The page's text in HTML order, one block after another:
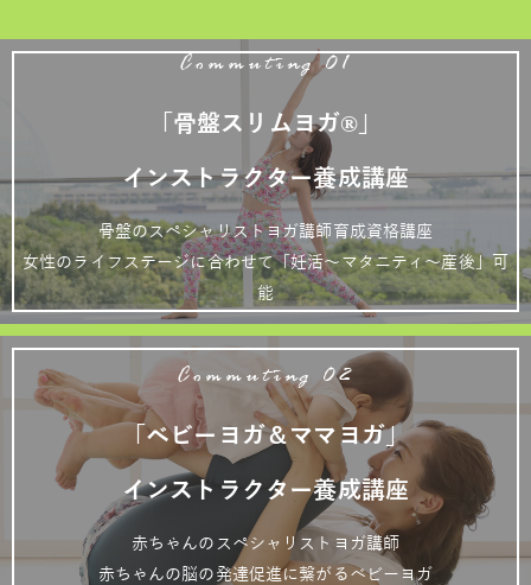
Commuting 01
「骨盤スリムヨガ®」
インストラクター養成講座
骨盤のスペシャリストヨガ講師育成資格講座
女性のライフステージに合わせて「妊活～マタニティ～産後」可
能
Commuting 02
「ベビーヨガ＆ママヨガ」
インストラクター養成講座
赤ちゃんのスペシャリストヨガ講師
赤ちゃんの脳の発達促進に繋がるベビーヨガ